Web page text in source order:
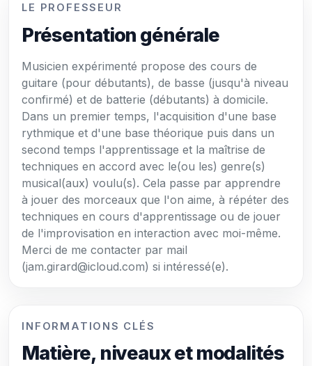
LE PROFESSEUR
Présentation générale
Musicien expérimenté propose des cours de
guitare (pour débutants), de basse (jusqu'à niveau
confirmé) et de batterie (débutants) à domicile.
Dans un premier temps, l'acquisition d'une base
rythmique et d'une base théorique puis dans un
second temps l'apprentissage et la maîtrise de
techniques en accord avec le(ou les) genre(s)
musical(aux) voulu(s). Cela passe par apprendre
à jouer des morceaux que l'on aime, à répéter des
techniques en cours d'apprentissage ou de jouer
de l'improvisation en interaction avec moi-même.
Merci de me contacter par mail
(jam.girard@icloud.com) si intéressé(e).
INFORMATIONS CLÉS
Matière, niveaux et modalités